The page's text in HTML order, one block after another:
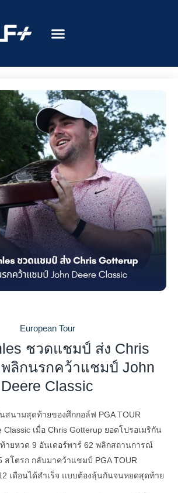
European Tour
ชวดแชมป์ ส่ง Chris
พลิกนรกคว้าแชมป์ John
Deere Classic
สนามสุดท้ายของศึกกอล์ฟ PGA TOUR
Classic เมื่อ Chris Gotterup ยอดโปรอเมริกัน
ยหวด 9 อันเดอร์พาร์ 62 พลิกสถานการณ์
สโตรก กลับมาคว้าแชมป์ PGA TOUR
เดือนได้สำเร็จ แบบต้องลุ้นกันจนหยดสุดท้าย